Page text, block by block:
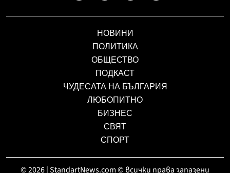
НОВИНИ
ПОЛИТИКА
ОБЩЕСТВО
ПОДКАСТ
ЧУДЕСАТА НА БЪЛГАРИЯ
ЛЮБОПИТНО
БИЗНЕС
СВЯТ
СПОРТ
© 2026 | StandartNews.com © всички права запазени